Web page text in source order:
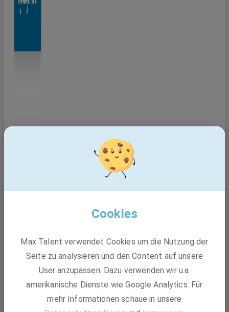
Cookies
Max Talent verwendet Cookies um die Nutzung der
Seite zu analysieren und den Content auf unsere
User anzupassen. Dazu verwenden wir u.a.
amerikanische Dienste wie Google Analytics. Für
mehr Informationen schaue in unsere